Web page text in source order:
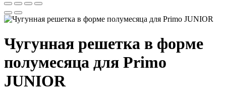
Чугунная решетка в форме
полумесяца для Primo
JUNIOR